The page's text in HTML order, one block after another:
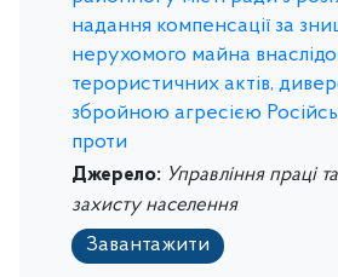
надання компенсації за
нерухомого майна
терористичних актів,
збройною агресією
проти
Джерело: Управління праці
захисту населення
Завантажити